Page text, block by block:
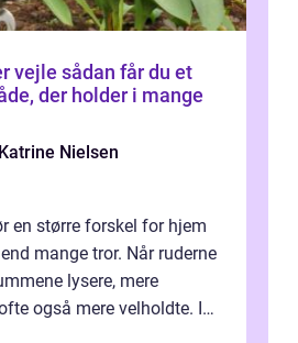
får du et
der holder i mange
Katrine Nielsen
en større forskel for hjem
mange tror. Når ruderne
lysere, mere
også mere velholdte. I